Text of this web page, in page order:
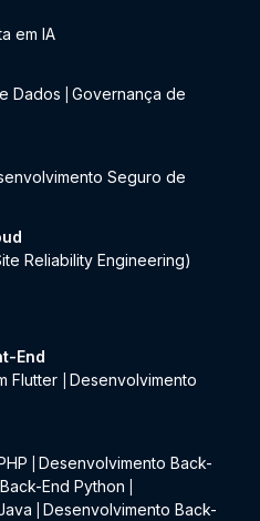
em IA
Dados
Governança de
Seguro de
Reliability Engineering)
End
Flutter
Desenvolvimento
Desenvolvimento Back-
End Python
Desenvolvimento Back-